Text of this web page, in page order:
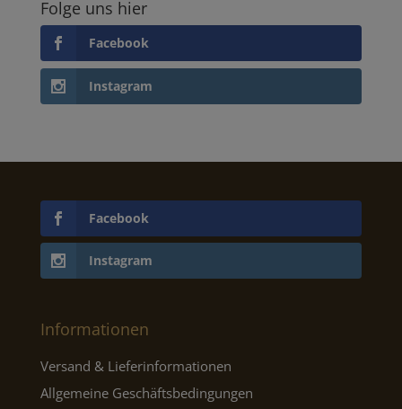
Folge uns hier
Facebook
Instagram
Facebook
Instagram
Informationen
Versand & Lieferinformationen
Allgemeine Geschäftsbedingungen